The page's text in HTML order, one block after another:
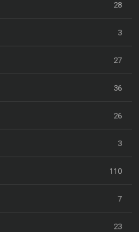
28
3
27
36
26
3
110
7
23